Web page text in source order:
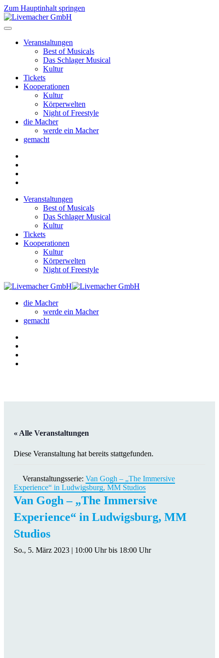
Zum Hauptinhalt springen
Veranstaltungen
Best of Musicals
Das Schlager Musical
Kultur
Tickets
Kooperationen
Kultur
Körperwelten
Night of Freestyle
die Macher
werde ein Macher
gemacht
Veranstaltungen
Best of Musicals
Das Schlager Musical
Kultur
Tickets
Kooperationen
Kultur
Körperwelten
Night of Freestyle
die Macher
werde ein Macher
gemacht
« Alle Veranstaltungen
Diese Veranstaltung hat bereits stattgefunden.
Veranstaltungsserie: Van Gogh – „The Immersive
Experience“ in Ludwigsburg, MM Studios
Van Gogh – „The Immersive
Experience“ in Ludwigsburg, MM
Studios
So., 5. März 2023 | 10:00 Uhrbis 18:00 Uhr